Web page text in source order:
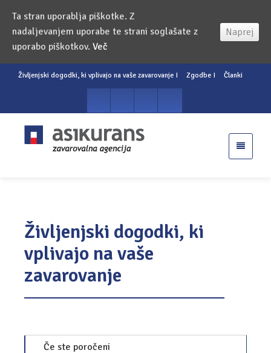
Življenjski dogodki, ki vplivajo na vaše zavarovanje I Zgodbe I Članki
Življenjski dogodki, ki
vplivajo na vaše
zavarovanje
Če ste poročeni
Ta stran uporablja piškotke. Z
nadaljevanjem uporabe te strani soglašate z
uporabo piškotkov. Več
Naprej